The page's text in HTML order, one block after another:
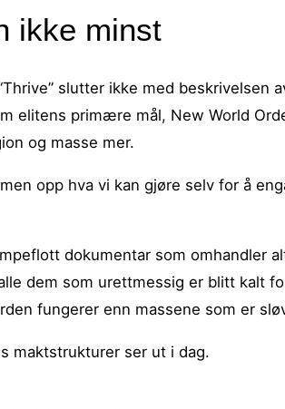
ikke minst
slutter ikke med
elitens primære mål, New World
og masse mer.
opp hva vi kan gjøre selv for å
dokumentar som omhandler
dem som urettmessig er blitt kalt
fungerer enn massene som er
maktstrukturer ser ut i dag.